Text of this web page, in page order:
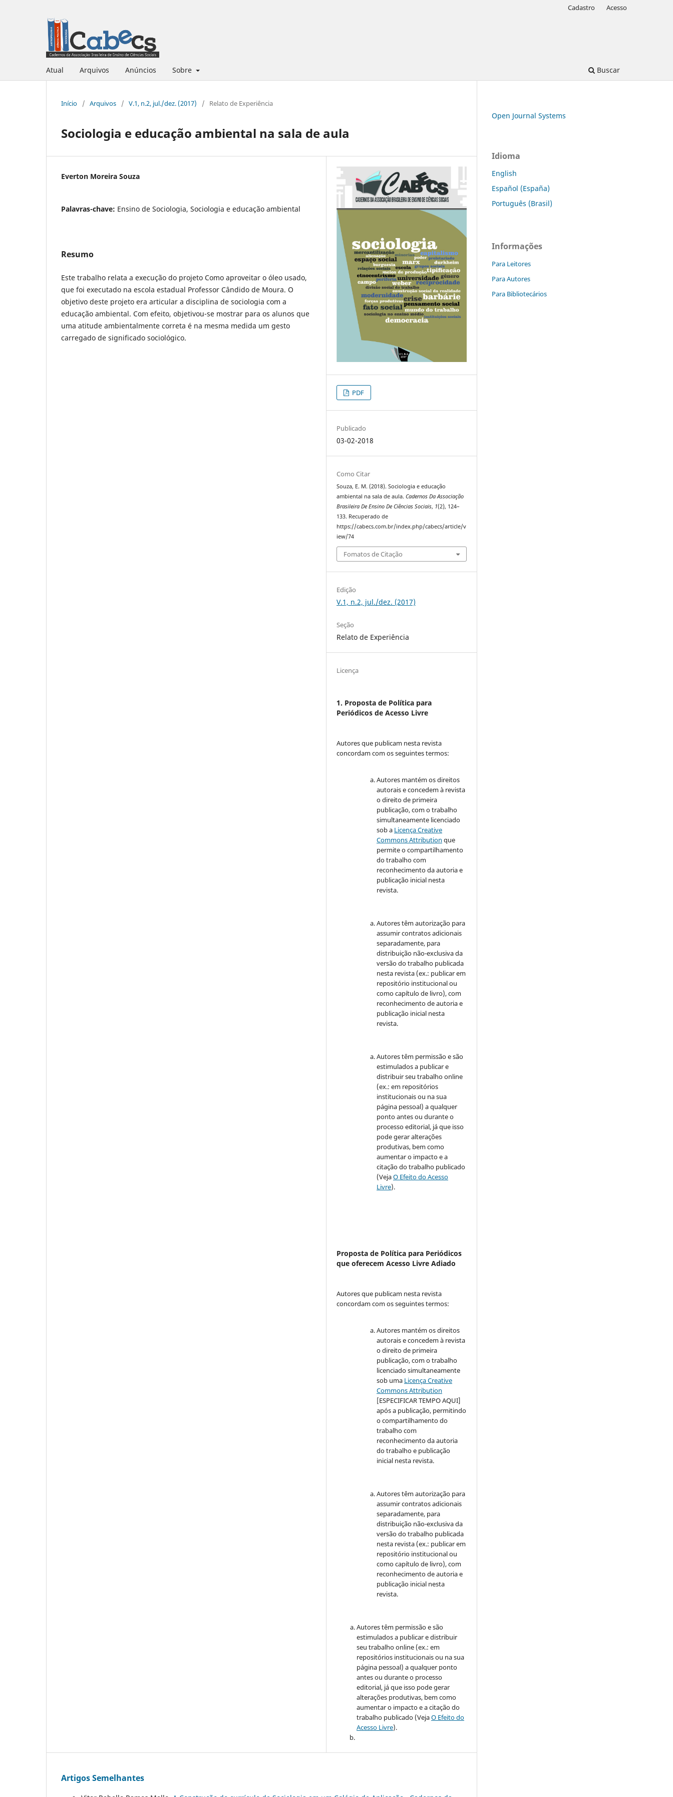
Atual Arquivos Anúncios Sobre Buscar
Cadastro Acesso
Início / Arquivos / V.1, n.2, jul./dez. (2017) / Relato de Experiência
Sociologia e educação ambiental na sala de aula
Everton Moreira Souza
Palavras-chave: Ensino de Sociologia, Sociologia e educação ambiental
Resumo
Este trabalho relata a execução do projeto Como aproveitar o óleo usado,
que foi executado na escola estadual Professor Cândido de Moura. O
objetivo deste projeto era articular a disciplina de sociologia com a
educação ambiental. Com efeito, objetivou-se mostrar para os alunos que
uma atitude ambientalmente correta é na mesma medida um gesto
carregado de significado sociológico.
PDF
Publicado
03-02-2018
Como Citar
Souza, E. M. (2018). Sociologia e educação
ambiental na sala de aula.Cadernos Da Associação
Brasileira De Ensino De Ciências Sociais, 1(2), 124–
133. Recuperado de
https://cabecs.com.br/index.php/cabecs/article/v
iew/74
Fomatos de Citação
Edição
V.1, n.2, jul./dez. (2017)
Seção
Relato de Experiência
Licença
1. Proposta de Política para
Periódicos de Acesso Livre
Autores que publicam nesta revista
concordam com os seguintes termos:
Autores mantém os direitos
autorais e concedem à revista
o direito de primeira
publicação, com o trabalho
simultaneamente licenciado
sob a Licença Creative
Commons Attribution que
permite o compartilhamento
do trabalho com
reconhecimento da autoria e
publicação inicial nesta
revista.
Autores têm autorização para
assumir contratos adicionais
separadamente, para
distribuição não-exclusiva da
versão do trabalho publicada
nesta revista (ex.: publicar em
repositório institucional ou
como capítulo de livro), com
reconhecimento de autoria e
publicação inicial nesta
revista.
Autores têm permissão e são
estimulados a publicar e
distribuir seu trabalho online
(ex.: em repositórios
institucionais ou na sua
página pessoal) a qualquer
ponto antes ou durante o
processo editorial, já que isso
pode gerar alterações
produtivas, bem como
aumentar o impacto e a
citação do trabalho publicado
(VejaO Efeito do Acesso
Livre).
Proposta de Política para Periódicos
que oferecem Acesso Livre Adiado
Autores que publicam nesta revista
concordam com os seguintes termos:
Autores mantém os direitos
autorais e concedem à revista
o direito de primeira
publicação, com o trabalho
licenciado simultaneamente
sob uma Licença Creative
Commons Attribution
[ESPECIFICAR TEMPO AQUI]
após a publicação, permitindo
o compartilhamento do
trabalho com
reconhecimento da autoria
do trabalho e publicação
inicial nesta revista.
Autores têm autorização para
assumir contratos adicionais
separadamente, para
distribuição não-exclusiva da
versão do trabalho publicada
nesta revista (ex.: publicar em
repositório institucional ou
como capítulo de livro), com
reconhecimento de autoria e
publicação inicial nesta
revista.
Autores têm permissão e são
estimulados a publicar e distribuir
seu trabalho online (ex.: em
repositórios institucionais ou na sua
página pessoal) a qualquer ponto
antes ou durante o processo
editorial, já que isso pode gerar
alterações produtivas, bem como
aumentar o impacto e a citação do
trabalho publicado (VejaO Efeito do
Acesso Livre).
Artigos Semelhantes
Open Journal Systems
Idioma
English
Español (España)
Português (Brasil)
Informações
Para Leitores
Para Autores
Para Bibliotecários